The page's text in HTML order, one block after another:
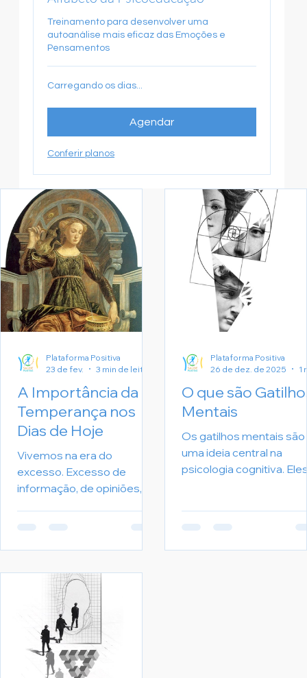
Treinamento para desenvolver uma
autoanálise mais eficaz das Emoções e
Pensamentos
Carregando os dias...
Agendar
Conferir planos
A Importância da
Temperança nos
Dias de Hoje
Vivemos na era do
excesso. Excesso de
informação, de opiniões, de
agora. Nesse cenário
acelerado, a temperança
deixou de ser apenas uma
virtude filosófica antiga e
se tornou uma habilidade
essencial para quem
deseja viver com equilíbrio,
clareza e propósito. A
Plataforma Positiva
23 de fev.
3 min de leitura
O que são
Mentais
Os gatilhos mentais são
uma ideia central na
psicologia cognitiva.
eventos ou situações
Plataforma Positiva
26 de dez. de 2025